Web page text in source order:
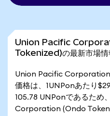
Union Pacific
Tokenized)の最新市場情
Union Pacific
価格は、1UNPonあたり
105.78 UNPonであるため
Corporation (Ondo